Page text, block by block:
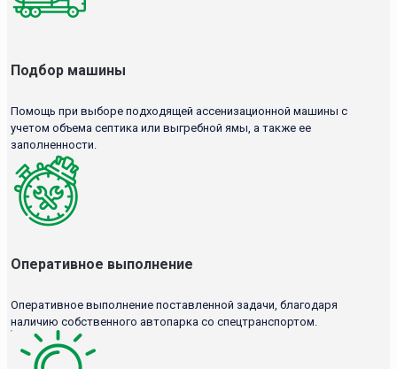
Подбор машины
Помощь при выборе подходящей ассенизационной машины с
учетом объема септика или выгребной ямы, а также ее
заполненности.
Оперативное выполнение
Оперативное выполнение поставленной задачи, благодаря
наличию собственного автопарка со спецтранспортом.